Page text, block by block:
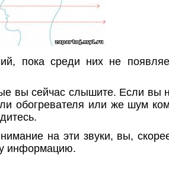
пока среди них не
вы сейчас слышите. Если вы
обогревателя или же шум
на эти звуки, вы,
информацию.